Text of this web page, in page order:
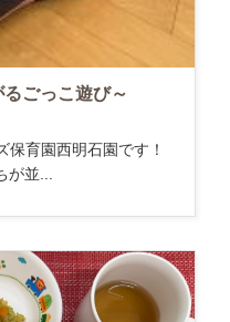
ごっこ遊び～
保育園西明石園です！
並...